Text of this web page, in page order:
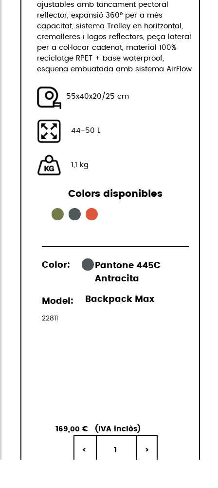
ajustables amb tancament pectoral
reflector, expansió 360° per a més
capacitat, sistema Trolley en horitzontal,
cremalleres i logos reflectors, peça lateral
per a col·locar cadenat, material 100%
reciclatge RPET + base waterproof,
esquena embuatada amb sistema AirFlow
55x40x20/25 cm
44-50 L
1,1 kg
Colors disponibles
Color:
Pantone 445C
Antracita
Model: Backpack Max
22811
169,00 € (IVA inclòs)
< 1 >